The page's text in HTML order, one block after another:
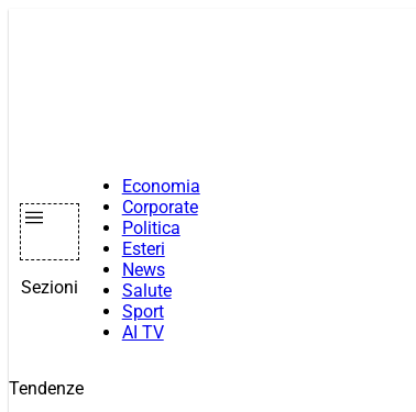
Sezioni
Economia
Corporate
Politica
Esteri
News
Salute
Sport
AI TV
Tendenze